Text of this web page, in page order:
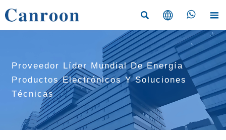
   
Proveedor Líder Mundial De Energía
Productos Electrónicos Y Soluciones
Técnicas